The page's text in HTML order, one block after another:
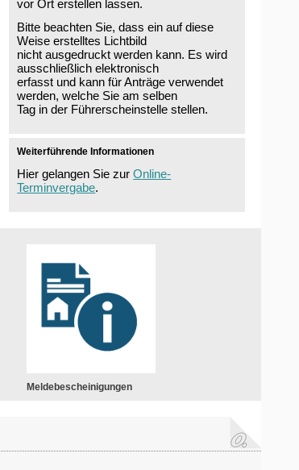
vor Ort erstellen lassen.
Bitte beachten Sie, dass ein auf diese
Weise erstelltes Lichtbild
nicht ausgedruckt werden kann. Es wird
ausschließlich elektronisch
erfasst und kann für Anträge verwendet
werden, welche Sie am selben
Tag in der Führerscheinstelle stellen.
Weiterführende Informationen
Hier gelangen Sie zurOnline-
Terminvergabe.
Meldebescheinigungen